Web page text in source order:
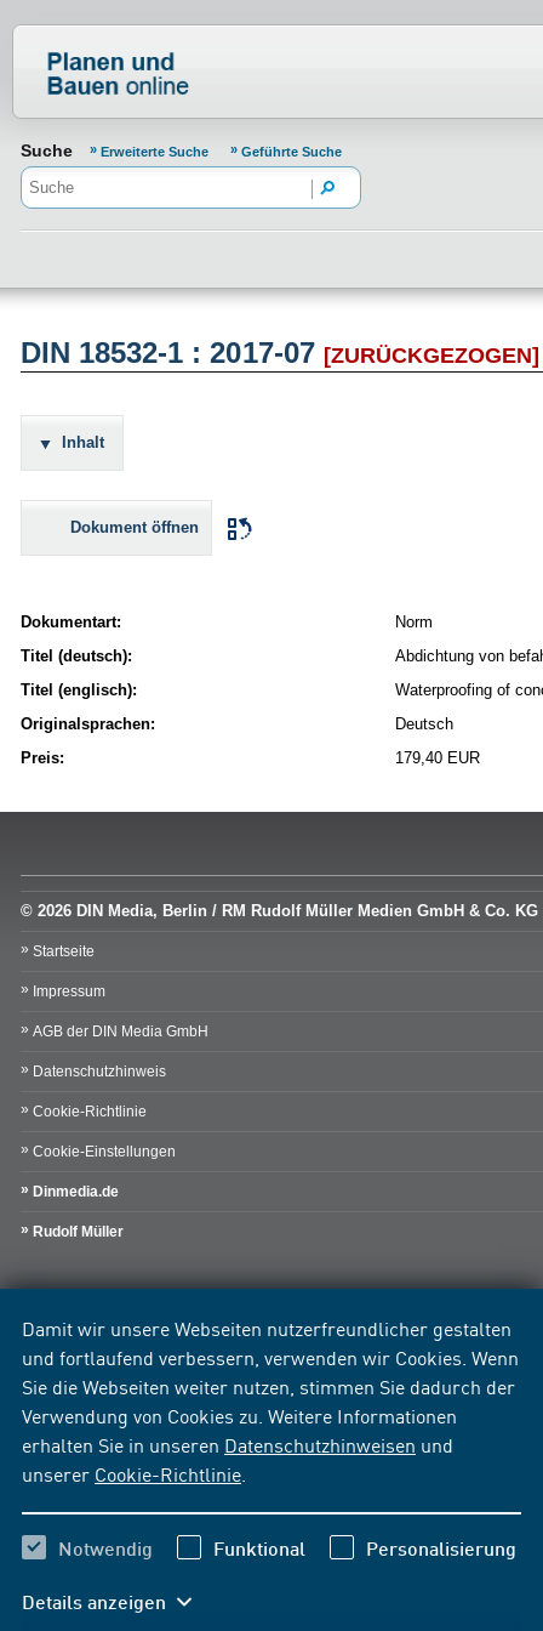
Damit wir unsere Webseiten nutzerfreundlicher gestalten
und fortlaufend verbessern, verwenden wir Cookies. Wenn
Sie die Webseiten weiter nutzen, stimmen Sie dadurch der
Verwendung von Cookies zu. Weitere Informationen
erhalten Sie in unseren Datenschutzhinweisen und
unserer Cookie-Richtlinie
Notwendig Funktional Personalisierung
Details anzeigen
Suche Erweiterte Suche Geführte Suche
DIN 18532-1 : 2017-07 [ZURÜCKGEZOGEN]
Inhalt
Dokument öffnen
Dokumentart:
Norm
Titel (deutsch):
Abdichtung von
Titel (englisch):
Waterproofing of
Originalsprachen:
Deutsch
Preis:
179,40 EUR
© 2026 DIN Media, Berlin / RM Rudolf Müller Medien GmbH & Co. KG
Startseite
Impressum
AGB der DIN Media GmbH
Datenschutzhinweis
Cookie-Richtlinie
Cookie-Einstellungen
Dinmedia.de
Rudolf Müller